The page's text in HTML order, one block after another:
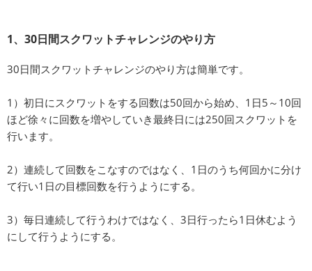
1、30日間スクワットチャレンジのやり方
30日間スクワットチャレンジのやり方は簡単です。
1）初日にスクワットをする回数は50回から始め、1日5～10回
ほど徐々に回数を増やしていき最終日には250回スクワットを
行います。
2）連続して回数をこなすのではなく、1日のうち何回かに分け
て行い1日の目標回数を行うようにする。
3）毎日連続して行うわけではなく、3日行ったら1日休むよう
にして行うようにする。